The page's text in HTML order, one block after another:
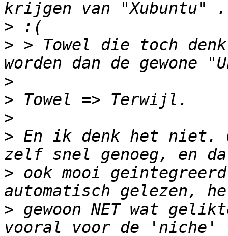
>
> > Towel die toch
>
>
>
> En ik denk het niet.
> ook mooi
> gewoon NET wat